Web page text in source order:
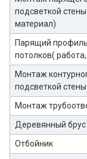
подсветкой
материал)
Парящий
потолков(
Монтаж
подсветкой стены
Монтаж
Деревянный
Отбойник